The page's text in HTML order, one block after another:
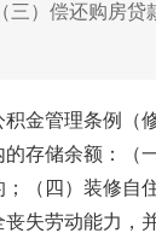
三）偿还购房
金管理条例
存储余额：（
（四）装修自
失劳动能力，